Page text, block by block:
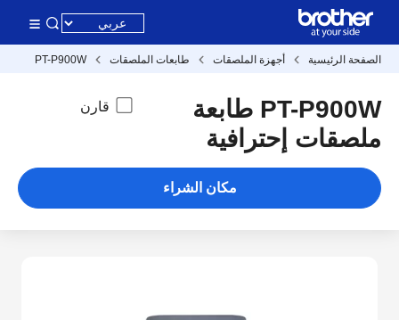
الصفحة الرئيسية أجهزة الملصقات طابعات الملصقات PT-P900W
PT-P900W طابعة
ملصقات إحترافية
قارن
مكان الشراء